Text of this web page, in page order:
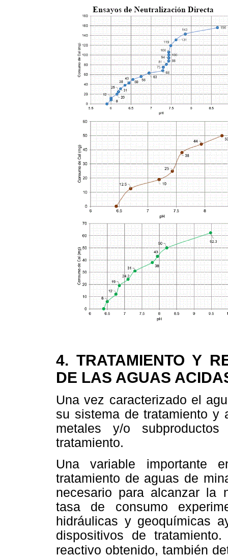
4. TRATAMIENTO Y
DE LAS AGUAS
Una vez caracterizado el
su sistema de tratamiento y
metales y/o
tratamiento.
Una variable
tratamiento de aguas de
necesario para alcanzar la
tasa de consumo
hidráulicas y geoquímicas
dispositivos de
reactivo obtenido, también